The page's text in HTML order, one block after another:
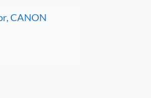
CANON